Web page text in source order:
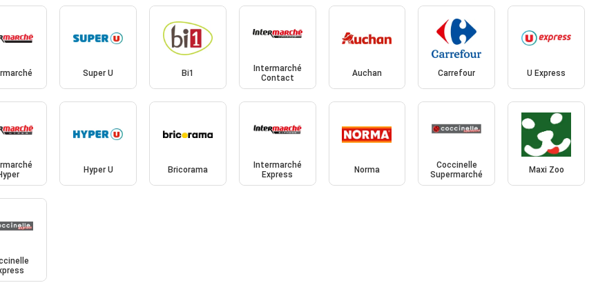
Super U Bi1
Intermarché
Contact
Auchan Carrefour U Express
Hyper U Bricorama
Intermarché
Express
Norma
Coccinelle
Supermarché
Maxi Zoo